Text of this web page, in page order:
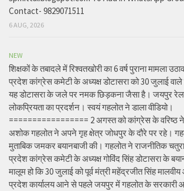
Contact- 9829071511
6 AUG, 2026
NEW
शिक्षकों के तबादले में रिश्वतखोरी का 6 वर्ष पुराना मामला
प्रदेश कांग्रेस कमेटी के अध्यक्ष डोटासरा को 30 जुलाई वाले
यह डोटासरा के जले पर नमक छिड़कना जैसा है। जयपुर
लोकप्रियता का प्रदर्शन। स्वयं गहलोत ने डाला वीडियो।
================= 2 अगस्त को कांग्रेस के वरिष्ठ
अशोक गहलोत ने अपने गृह क्षेत्र जोधपुर के दौरे पर रहे।
मुताबिक जमकर बयानबाजी की। गहलोत ने राजनीतिक
प्रदेश कांग्रेस कमेटी के अध्यक्ष गोविंद सिंह डोटासरा के
मालूम हो कि 30 जुलाई को पूर्व मंत्री महेंद्रजीत सिंह
प्रदेश कार्यालय आने से पहले जयपुर में गहलोत के सरकारी